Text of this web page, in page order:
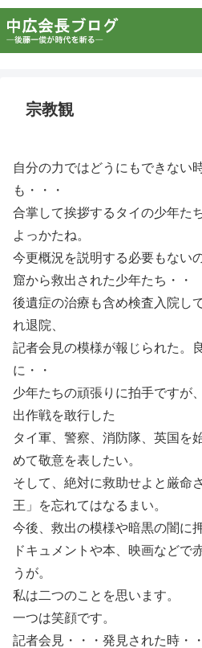
宗教観
自分の力ではどうにもできない
も・・・
合掌して挨拶するタイの少年た
よっかたね。
今更概況を説明する必要もない
窟から救出された少年たち・・
後遺症の治療も含め検査入院し
れ退院、
記者会見の模様が報じられた。
に・・
少年たちの頑張りに拍手ですが
出作戦を敢行した
タイ軍、警察、消防隊、英国を
めて敬意を表したい。
そして、絶対に救助せよと厳命
王」を忘れてはなるまい。
今後、救出の模様や暗黒の闇に
ドキュメントや本、映画などで
うが。
私は二つのことを思います。
一つは笑顔です。
記者会見・・・発見された時・